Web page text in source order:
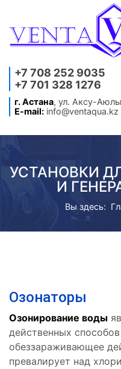
+7 708 252 9035
+7 701 328 1276
г. Астана, ул. Аксу-
E-mail: info@ventaqua.kz
УСТАНОВКИ
И
Вы здесь:
Озонаторы
Озонирование воды
действенных
обеззараживающее
превалирует над